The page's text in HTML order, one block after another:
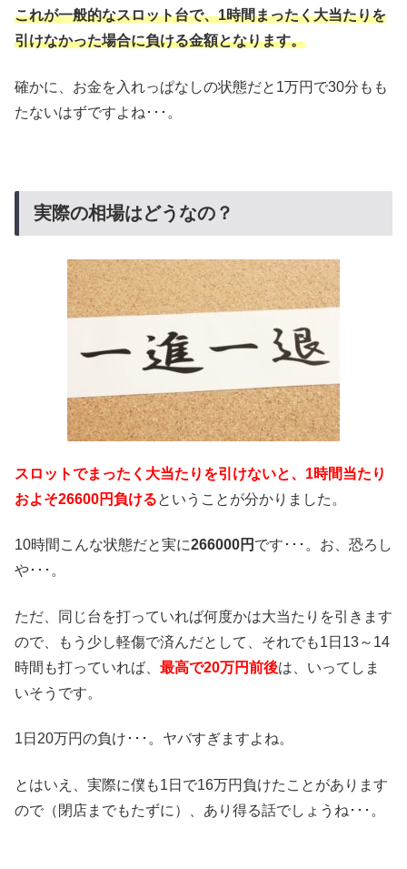
これが一般的なスロット台で、1時間まったく大当たりを
引けなかった場合に負ける金額となります。
確かに、お金を入れっぱなしの状態だと1万円で30分もも
たないはずですよね･･･。
実際の相場はどうなの？
スロットでまったく大当たりを引けないと、1時間当たり
およそ26600円負けるということが分かりました。
10時間こんな状態だと実に266000円 です･･･。お、恐ろし
や･･･。
ただ、同じ台を打っていれば何度かは大当たりを引きます
ので、もう少し軽傷で済んだとして、それでも1日13～14
時間も打っていれば、 最高で20万円前後は、いってしま
いそうです。
1日20万円の負け･･･。ヤバすぎますよね。
とはいえ、実際に僕も1日で16万円負けたことがあります
ので（閉店までもたずに）、あり得る話でしょうね･･･。